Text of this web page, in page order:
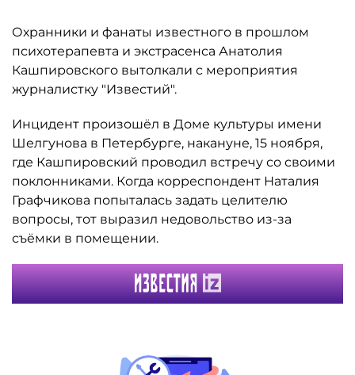
Охранники и фанаты известного в прошлом
психотерапевта и экстрасенса Анатолия
Кашпировского вытолкали с мероприятия
журналистку "Известий".
Инцидент произошёл в Доме культуры имени
Шелгунова в Петербурге, накануне, 15 ноября,
где Кашпировский проводил встречу со своими
поклонниками. Когда корреспондент Наталия
Графчикова попыталась задать целителю
вопросы, тот выразил недовольство из-за
съёмки в помещении.